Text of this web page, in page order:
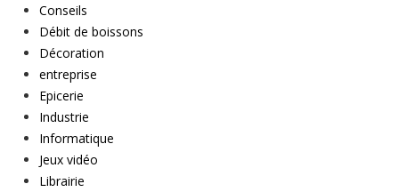
Conseils
Débit de boissons
Décoration
entreprise
Epicerie
Industrie
Informatique
Jeux vidéo
Librairie